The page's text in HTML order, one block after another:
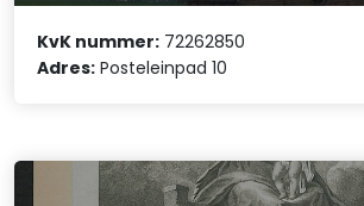
KvK nummer: 72262850
Adres: Posteleinpad 10